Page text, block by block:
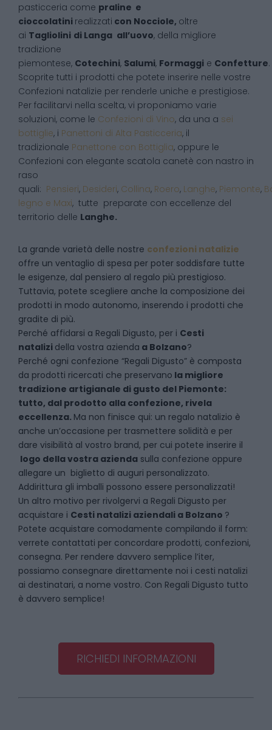
pasticceria come praline e
cioccolatini realizzati con Nocciole, oltre
ai Tagliolini di Langa all’uovo, della migliore
tradizione
piemontese, Cotechini, Salumi, Formaggi e Confetture.
Scoprite tutti i prodotti che potete inserire nelle vostre
Confezioni natalizie per renderle uniche e prestigiose.
Per facilitarvi nella scelta, vi proponiamo varie
soluzioni, come le Confezioni di Vino, da una a sei
bottiglie, i Panettoni di Alta Pasticceria, il
tradizionale Panettone con Bottiglia, oppure le
Confezioni con elegante scatola canetè con nastro in
raso
quali: Pensieri, Desideri, Collina, Roero, Langhe, Piemonte,
legno e Maxi, tutte preparate con eccellenze del
territorio delle Langhe.
La grande varietà delle nostre confezioni natalizie
offre un ventaglio di spesa per poter soddisfare tutte
le esigenze, dal pensiero al regalo più prestigioso.
Tuttavia, potete scegliere anche la composizione dei
prodotti in modo autonomo, inserendo i prodotti che
gradite di più.
Perché affidarsi a Regali Digusto, per i Cesti
natalizi della vostra azienda a Bolzano?
Perché ogni confezione “Regali Digusto” è composta
da prodotti ricercati che preservano la migliore
tradizione artigianale di gusto del Piemonte:
tutto, dal prodotto alla confezione, rivela
eccellenza. Ma non finisce qui: un regalo natalizio è
anche un’occasione per trasmettere solidità e per
dare visibilità al vostro brand, per cui potete inserire il
logo della vostra azienda sulla confezione oppure
allegare un biglietto di auguri personalizzato.
Addirittura gli imballi possono essere personalizzati!
Un altro motivo per rivolgervi a Regali Digusto per
acquistare i Cesti natalizi aziendali a Bolzano ?
Potete acquistare comodamente compilando il form:
verrete contattati per concordare prodotti, confezioni,
consegna. Per rendere davvero semplice l’iter,
possiamo consegnare direttamente noi i cesti natalizi
ai destinatari, a nome vostro. Con Regali Digusto tutto
è davvero semplice!
RICHIEDI INFORMAZIONI